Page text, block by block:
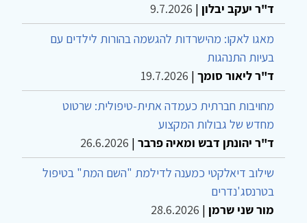
ד"ר יעקב יבלון |
9.7.2026
מאגו לאקו: מהישרדות להגשמה בהורות לילדים עם
בעיות התנהגות
ד"ר ליאור סומך |
19.7.2026
מחויבות חברתית כעמדה אתית-טיפולית: שרטוט
מחדש של גבולות המקצוע
ד"ר יהונתן דבש ומאיה פרבר |
26.6.2026
שילוב דיאלקטי כמענה לדילמת "השם המת" בטיפול
בטרנסג'נדרים
מור שני שרמן |
28.6.2026